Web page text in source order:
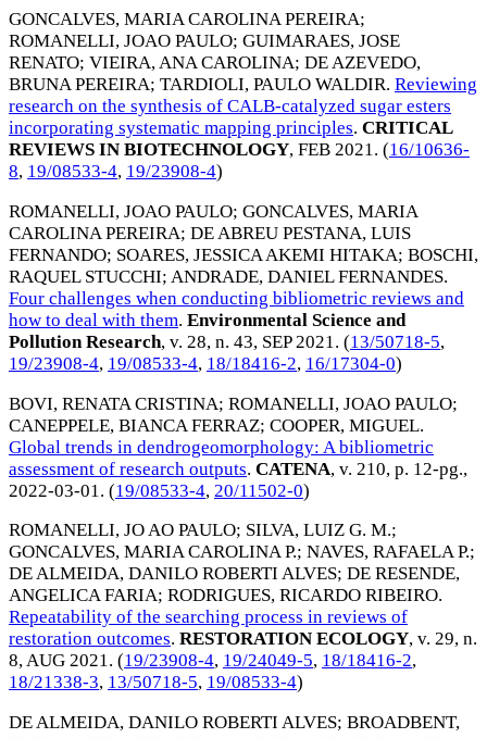
GONCALVES, MARIA CAROLINA PEREIRA;
ROMANELLI, JOAO PAULO; GUIMARAES, JOSE
RENATO; VIEIRA, ANA CAROLINA; DE AZEVEDO,
BRUNA PEREIRA; TARDIOLI, PAULO WALDIR. Reviewing
research on the synthesis of CALB-catalyzed sugar esters
incorporating systematic mapping principles. CRITICAL
REVIEWS IN BIOTECHNOLOGY, FEB 2021. (16/10636-
8, 19/08533-4, 19/23908-4)
ROMANELLI, JOAO PAULO; GONCALVES, MARIA
CAROLINA PEREIRA; DE ABREU PESTANA, LUIS
FERNANDO; SOARES, JESSICA AKEMI HITAKA; BOSCHI,
RAQUEL STUCCHI; ANDRADE, DANIEL FERNANDES.
Four challenges when conducting bibliometric reviews and
how to deal with them. Environmental Science and
Pollution Research, v. 28, n. 43, SEP 2021. (13/50718-5,
19/23908-4, 19/08533-4, 18/18416-2, 16/17304-0)
BOVI, RENATA CRISTINA; ROMANELLI, JOAO PAULO;
CANEPPELE, BIANCA FERRAZ; COOPER, MIGUEL.
Global trends in dendrogeomorphology: A bibliometric
assessment of research outputs. CATENA, v. 210, p. 12-pg.,
2022-03-01 . (19/08533-4, 20/11502-0)
ROMANELLI, JO AO PAULO; SILVA, LUIZ G. M.;
GONCALVES, MARIA CAROLINA P.; NAVES, RAFAELA P.;
DE ALMEIDA, DANILO ROBERTI ALVES; DE RESENDE,
ANGELICA FARIA; RODRIGUES, RICARDO RIBEIRO.
Repeatability of the searching process in reviews of
restoration outcomes. RESTORATION ECOLOGY, v. 29, n.
8,AUG 2021. (19/23908-4, 19/24049-5, 18/18416-2,
18/21338-3, 13/50718-5, 19/08533-4)
DE ALMEIDA, DANILO ROBERTI ALVES; BROADBENT,